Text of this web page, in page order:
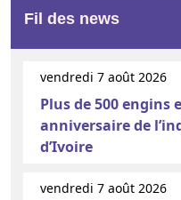
Fil des news
vendredi 7 août 2026
Plus de 500 engins
anniversaire de
d’Ivoire
vendredi 7 août 2026